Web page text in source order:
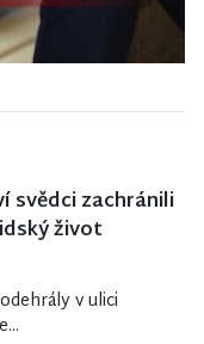
svědci zachránili
život
v ulici